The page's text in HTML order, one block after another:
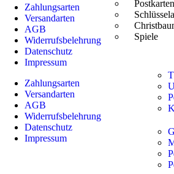
Postkarten
Spiele
Zahlungsarten
Versandarten
AGB
Widerrufsbelehrung
Datenschutz
Impressum
Zahlungsarten
Versandarten
AGB
Widerrufsbelehrung
Datenschutz
Impressum